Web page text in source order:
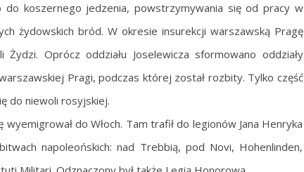
koszernego jedzenia, powstrzymywania się od pracy w
żydowskich bród. W okresie insurekcji warszawską Pragę
Oprócz oddziału Joselewicza sformowano oddziały
Pragi, podczas której został rozbity. Tylko część
do niewoli rosyjskiej.
do Włoch. Tam trafił do legionów Jana Henryka
napoleońskich: nad Trebbią, pod Novi, Hohenlinden,